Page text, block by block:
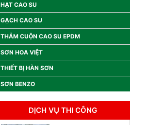
HẠT CAO SU
GẠCH CAO SU
THẢM CUỘN CAO SU EPDM
SƠN HOA VIỆT
THIẾT BỊ HÀN SƠN
SƠN BENZO
DỊCH VỤ THI CÔNG